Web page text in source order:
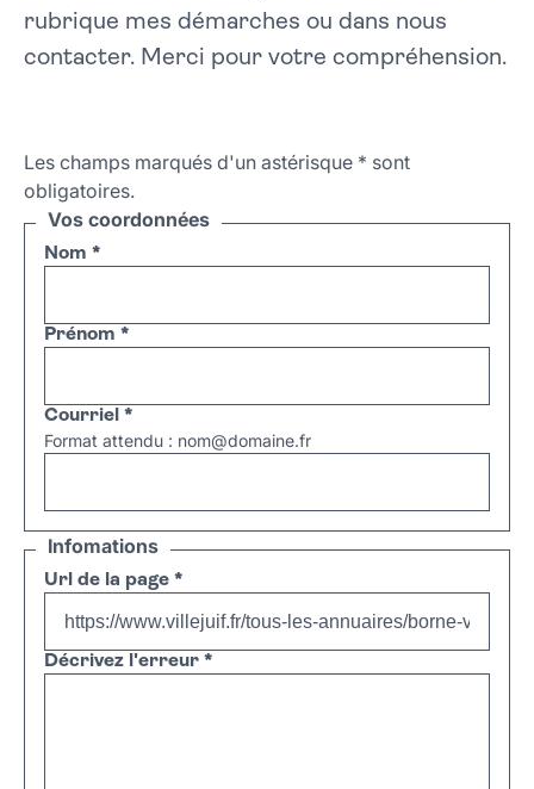
rubrique mes démarches ou dans nous
contacter. Merci pour votre compréhension.
Les champs marqués d'un astérisque * sont
obligatoires.
Vos coordonnées
Nom *
Prénom *
Courriel *
Format attendu : nom@domaine.fr
Infomations
Url de la page *
Décrivez l'erreur *